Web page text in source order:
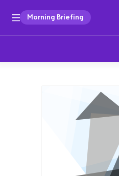
Morning Briefing